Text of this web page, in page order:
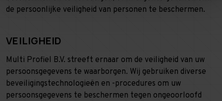
de persoonlijke veiligheid van personen te beschermen.
VEILIGHEID
Multi Profiel B.V. streeft ernaar om de veiligheid van uw
persoonsgegevens te waarborgen. Wij gebruiken diverse
beveiligingstechnologieën en -procedures om uw
persoonsgegevens te beschermen tegen ongeoorloofd